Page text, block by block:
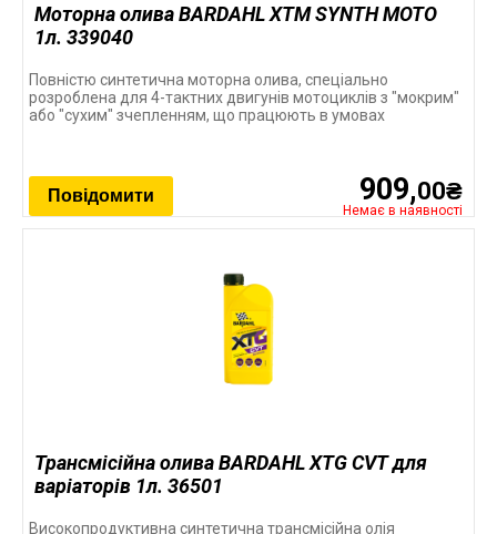
Моторна олива BARDAHL XTM SYNTH MOTO
1л. 339040
Повністю синтетична моторна олива, спеціально
розроблена для 4-тактних двигунів мотоциклів з "мокрим"
або "сухим" зчепленням, що працюють в умовах
909,00₴
Немає в наявності
Повідомити
Трансмісійна олива BARDAHL XTG CVT для
варіаторів 1л. 36501
Високопродуктивна синтетична трансмісійна олія